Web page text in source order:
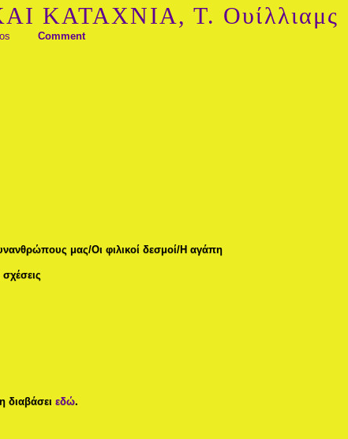
ΚΑΤΑΧΝΙΑ, Τ. Ουίλλιαμς
Comment
μας/Οι φιλικοί δεσμοί/Η αγάπη
σχέσεις
διαβάσειεδώ.